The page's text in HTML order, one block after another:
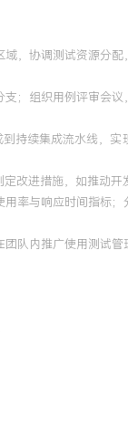
，协调测试资源分
；组织用例评审会
持续集成流水线，
进措施，如推动开
率与响应时间指标
队内推广使用测试